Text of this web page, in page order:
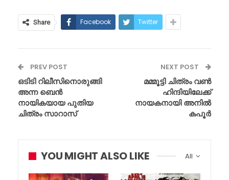
Share Facebook Twitter
PREV POST
ഒടിടി റിലീസിനൊരുങ്ങി
അന്ന ബെൻ
നായികയായ പുതിയ
ചിത്രം സാറാസ്
NEXT POST
മമ്മൂട്ടി ചിത്രം വൺ
ഹിന്ദിയിലേക്ക്
നായകനായി അനിൽ
കപൂർ
All
YOU MIGHT ALSO LIKE